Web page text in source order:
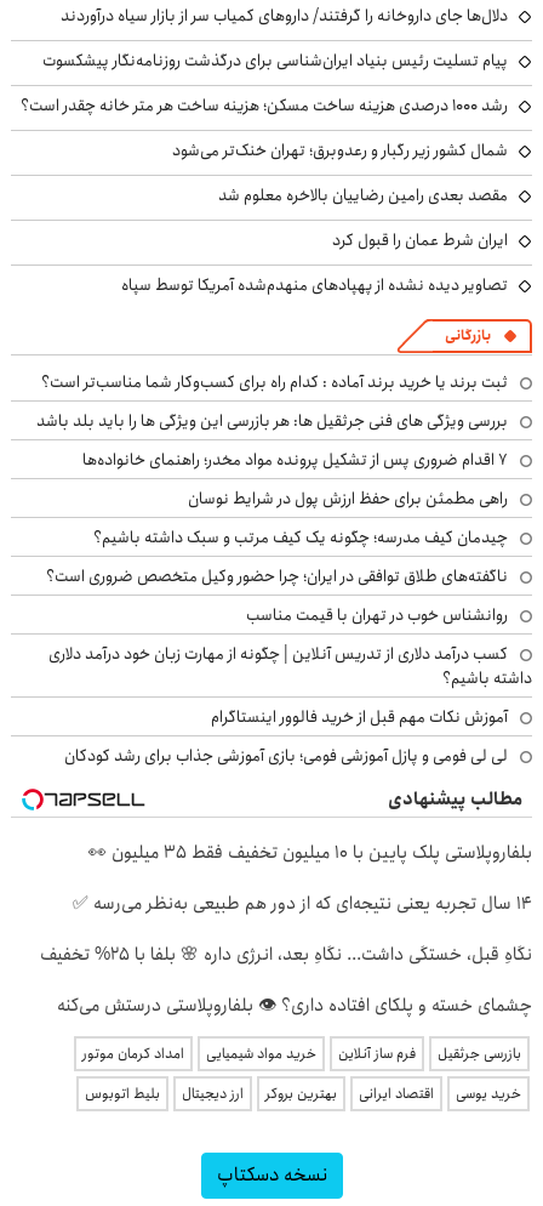
دلال‌ها جای داروخانه را گرفتند/ داروهای کمیاب سر از بازار سیاه درآوردند
پیام تسلیت رئیس بنیاد ایران‌شناسی برای درگذشت روزنامه‌نگار پیشکسوت
رشد ۱۰۰۰ درصدی هزینه ساخت مسکن؛ هزینه ساخت هر متر خانه چقدر است؟
شمال کشور زیر رگبار و رعدوبرق؛ تهران خنک‌تر می‌شود
مقصد بعدی رامین رضاییان بالاخره معلوم شد
ایران شرط عمان را قبول کرد
تصاویر دیده نشده از پهپادهای منهدم‌شده آمریکا توسط سپاه
بازرگانی
ثبت برند یا خرید برند آماده : کدام راه برای کسب‌وکار شما مناسب‌تر است؟
بررسی ویژگی های فنی جرثقیل ها: هر بازرسی این ویژگی ها را باید بلد باشد
۷ اقدام ضروری پس از تشکیل پرونده مواد مخدر؛ راهنمای خانواده‌ها
راهی مطمئن برای حفظ ارزش پول در شرایط نوسان
چیدمان کیف مدرسه؛ چگونه یک کیف مرتب و سبک داشته باشیم؟
ناگفته‌های طلاق توافقی در ایران؛ چرا حضور وکیل متخصص ضروری است؟
روانشناس خوب در تهران با قیمت مناسب
کسب درآمد دلاری از تدریس آنلاین | چگونه از مهارت زبان خود درآمد دلاری
داشته باشیم؟
آموزش نکات مهم قبل از خرید فالوور اینستاگرام
لی لی فومی و پازل آموزشی فومی؛ بازی آموزشی جذاب برای رشد کودکان
مطالب پیشنهادی
بلفاروپلاستی پلک پایین با ۱۰ میلیون تخفیف فقط ۳۵ میلیون 👀
۱۴ سال تجربه یعنی نتیجه‌ای که از دور هم طبیعی به‌نظر می‌رسه ✅
نگاهِ قبل، خستگی داشت... نگاهِ بعد، انرژی داره 🌸 بلفا با 25% تخفیف
چشمای خسته و پلکای افتاده داری؟ 👁 بلفاروپلاستی درستش می‌کنه
بازرسی جرثقیل فرم ساز آنلاین خرید مواد شیمیایی
امداد کرمان موتور
خرید یوسی
اقتصاد ایرانی بهترین بروکر ارز دیجیتال بلیط اتوبوس
نسخه دسکتاپ